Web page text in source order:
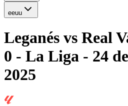
eeuu
Leganés vs Real
0 - La Liga - 24
2025